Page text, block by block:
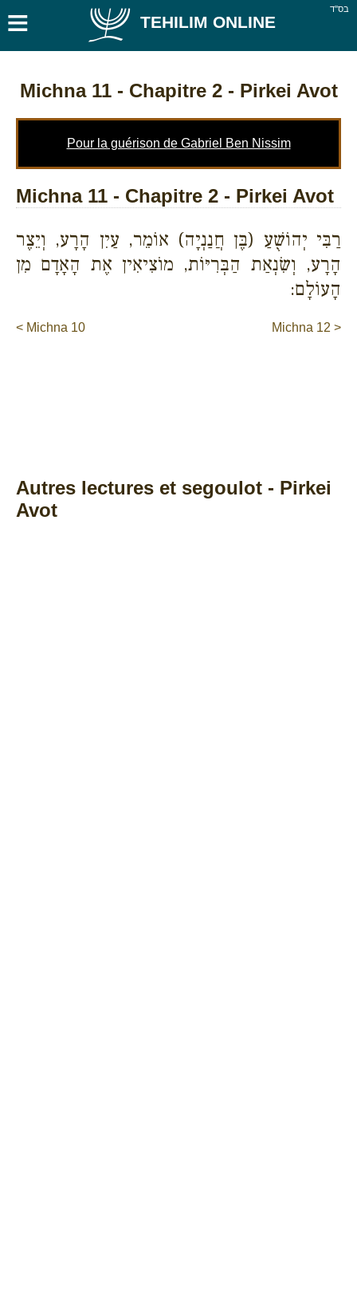
בס''ד ≡ TEHILIM ONLINE
Michna 11- Chapitre 2 - Pirkei Avot
Pour la guérison de Gabriel Ben Nissim
Michna 11 - Chapitre 2 - Pirkei Avot
רַבִּי יְהוֹשֻׁעַ (בֶּן חֲנַנְיָה) אוֹמֵר, עַיִן הָרָע, וְיֵצֶר
הָרָע, וְשִׂנְאַת הַבְּרִיּוֹת, מוֹצִיאִין אֶת הָאָדָם מִן
הָעוֹלָם:
< Michna 10 Michna 12 >
Autres lectures et segoulot - Pirkei
Avot